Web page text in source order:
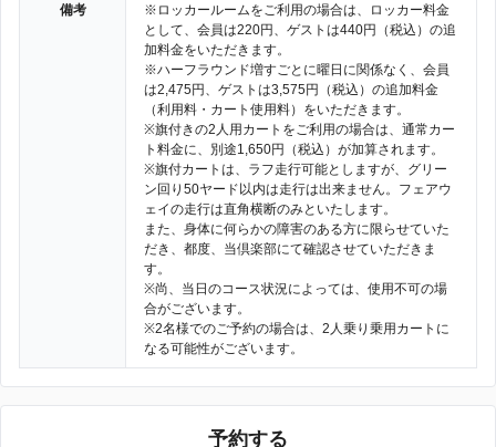
備考
※ロッカールームをご利用の場合は、ロッカー料金
として、会員は220円、ゲストは440円（税込）の追
加料金をいただきます。
※ハーフラウンド増すごとに曜日に関係なく、会員
は2,475円、ゲストは3,575円（税込）の追加料金
（利用料・カート使用料）をいただきます。
※旗付きの2人用カートをご利用の場合は、通常カー
ト料金に、別途1,650円（税込）が加算されます。
※旗付カートは、ラフ走行可能としますが、グリー
ン回り50ヤード以内は走行は出来ません。フェアウ
ェイの走行は直角横断のみといたします。
また、身体に何らかの障害のある方に限らせていた
だき、都度、当倶楽部にて確認させていただきま
す。
※尚、当日のコース状況によっては、使用不可の場
合がございます。
※2名様でのご予約の場合は、2人乗り乗用カートに
なる可能性がございます。
予約する